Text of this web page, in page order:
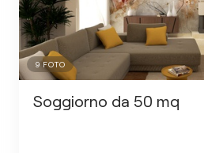
9 FOTO
Soggiorno da 50 mq